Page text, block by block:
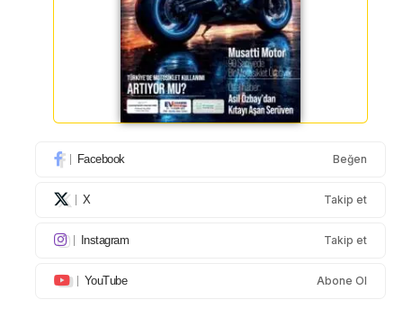
Facebook Beğen
X Takip et
Instagram Takip et
YouTube Abone Ol